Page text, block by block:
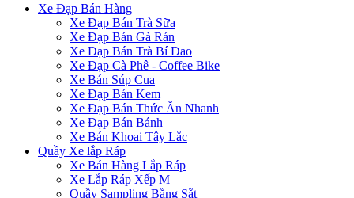
Xe Đạp Bán Hàng
Xe Đạp Bán Trà Sữa
Xe Đạp Bán Gà Rán
Xe Đạp Bán Trà Bí Đao
Xe Đạp Cà Phê - Coffee Bike
Xe Bán Súp Cua
Xe Đạp Bán Kem
Xe Đạp Bán Thức Ăn Nhanh
Xe Đạp Bán Bánh
Xe Bán Khoai Tây Lắc
Quầy Xe lắp Ráp
Xe Bán Hàng Lắp Ráp
Xe Lắp Ráp Xếp M
Quầy Sampling Bằng Sắt